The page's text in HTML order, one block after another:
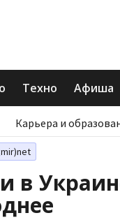
Техно Афиша
Карьера и
в